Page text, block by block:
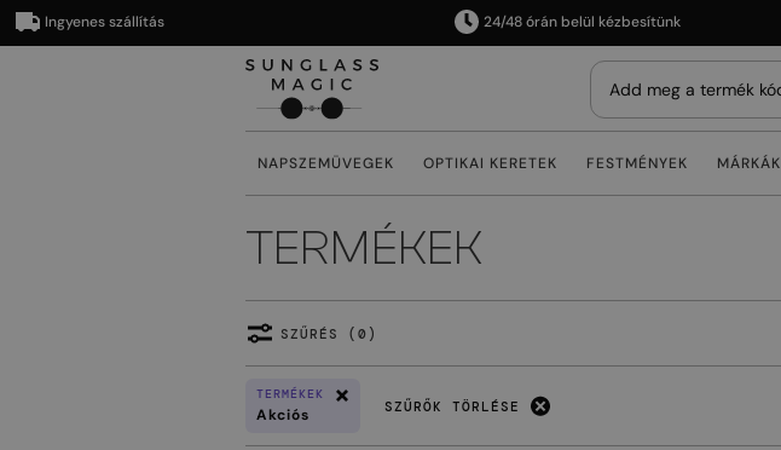
Ingyenes szállítás 24/48 órán belül kézbesítünk
NAPSZEMÜVEGEK OPTIKAI KERETEK FESTMÉNYEK MÁRKÁK
TERMÉKEK
SZŰRÉS (0)
TERMÉKEK
Akciós SZŰRŐK TÖRLÉSE